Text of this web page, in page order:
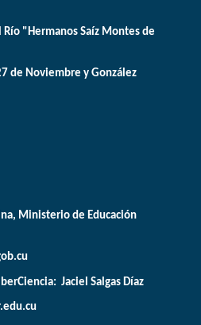
"Hermanos Saíz Montes de
de Noviembre y González
Ministerio de Educación
Jaciel Salgas Díaz